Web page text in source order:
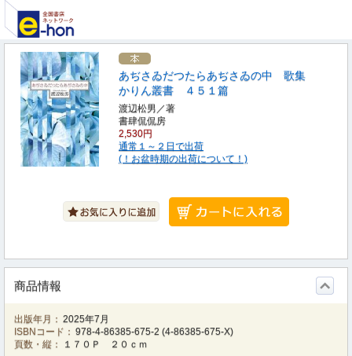
あぢさゐだつたらあぢさゐの中 歌集
かりん叢書 ４５１篇
渡辺松男／著
書肆侃侃房
2,530円
通常１～２日で出荷
(！お盆時期の出荷について！)
商品情報
出版年月： 2025年7月
ISBNコード： 978-4-86385-675-2 (4-86385-675-X)
頁数・縦：
１７０Ｐ ２０ｃｍ